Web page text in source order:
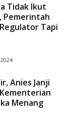
Tidak Ikut
Pemerintah
Tapi
Anies Janji
Menang